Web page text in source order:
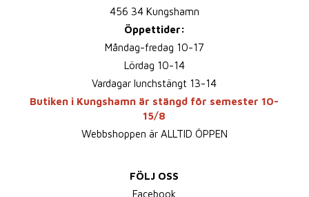
456 34 Kungshamn
Öppettider:
Måndag-fredag 10-17
Lördag 10-14
Vardagar lunchstängt 13-14
Butiken i Kungshamn är stängd för semester 10-
15/8
Webbshoppen är ALLTID ÖPPEN
FÖLJ OSS
Facebook